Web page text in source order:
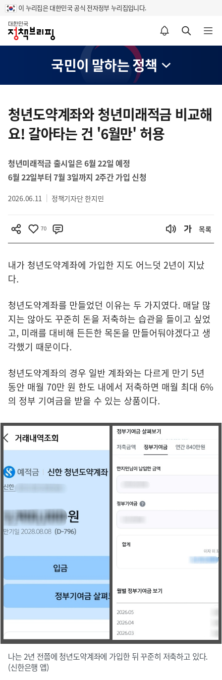
이 누리집은 대한민국 공식 전자정부 누리집입니다.
홈
알림설정 바로가기 검색 바로가기 메뉴 열기
국민이 말하는 정책
텐
츠
영
청년도약계좌와 청년미래적금 비교해
요! 갈아타는 건 '6월만' 허용
청년미래적금 출시일은 6월 22일 예정
6월 22일부터 7월 3일까지 2주간 가입 신청
2026.06.11 정책기자단 한지민
70 목록
내가 청년도약계좌에 가입한 지도 어느덧 2년이 지났
다.
청년도약계좌를 만들었던 이유는 두 가지였다. 매달 많
지는 않아도 꾸준히 돈을 저축하는 습관을 들이고 싶었
고, 미래를 대비해 든든한 목돈을 만들어둬야겠다고 생
각했기 때문이다.
청년도약계좌의 경우 일반 계좌와는 다르게 만기 5년
동안 매월 70만 원 한도 내에서 저축하면 매월 최대 6%
의 정부 기여금을 받을 수 있는 상품이다.
나는 2년 전쯤에 청년도약계좌에 가입한 뒤 꾸준히 저축하고 있다.
(신한은행 앱)